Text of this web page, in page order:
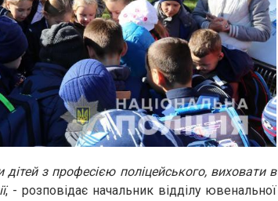
з професією поліцейського, виховати в
, - розповідає начальник відділу ювенальної